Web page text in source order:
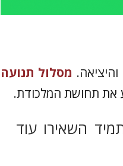
מסלול תנועה
את תחושת המלכודת.
השאירו עוד